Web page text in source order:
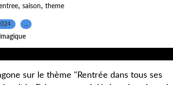
, saison, theme
…
sur le thème "Rentrée dans tous ses